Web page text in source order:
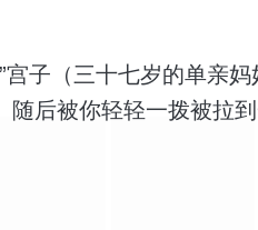
（三十七岁的单亲妈
后被你轻轻一拨被拉